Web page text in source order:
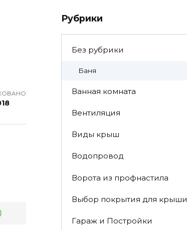
Рубрики
Без рубрики
Баня
Ванная комната
Вентиляция
Виды крыш
Водопровод
Ворота из профнастила
Выбор покрытия для крыши
Гараж и Постройки